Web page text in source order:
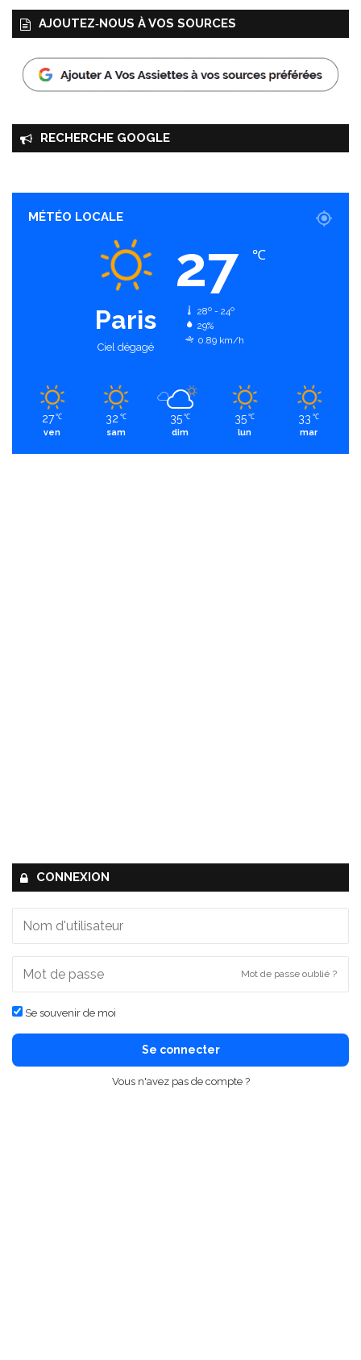
AJOUTEZ‑NOUS À VOS SOURCES
RECHERCHE GOOGLE
MÉTÉO LOCALE
Paris
Ciel dégagé
27 ℃
28º - 24º
29%
0.89 km/h
27 ℃
ven
32 ℃
sam
35 ℃
dim
35 ℃
lun
33 ℃
mar
CONNEXION
Mot de passe oublié ?
Se souvenir de moi
Se connecter
Vous n'avez pas de compte ?